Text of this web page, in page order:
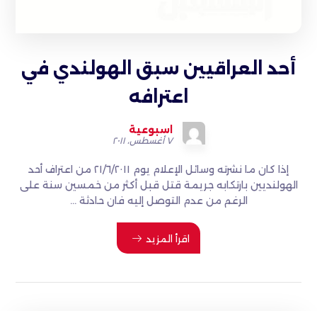
أحد العراقيين سبق الهولندي في
اعترافه
اسبوعية
٧ أغسطس، ٢٠١١
إذا كان ما نشرته وسائل الإعلام يوم ٢١/٦/٢٠١١ من اعتراف أحد
الهولنديين بارتكابه جريمة قتل قبل أكثر من خمسين سنة على
الرغم من عدم التوصل إليه فان حادثة ...
اقرأ المزيد